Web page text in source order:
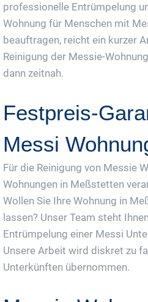
professionelle Entrümpelung
Wohnung für Menschen mit
beauftragen, reicht ein kurzer
Reinigung der Messie-
dann zeitnah.
Festpreis-
Messi
Für die Reinigung von Messie
Wohnungen in Meßstetten
Wollen Sie Ihre Wohnung in
lassen? Unser Team steht
Entrümpelung einer Messi
Unsere Arbeit wird diskret zu
Unterkünften übernommen.